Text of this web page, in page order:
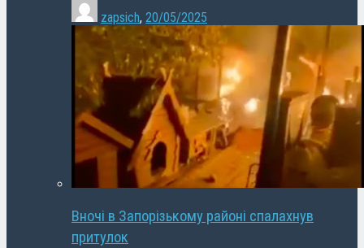
zapsich, 20/05/2025
Вночі в Запорізькому районі спалахнув
притулок